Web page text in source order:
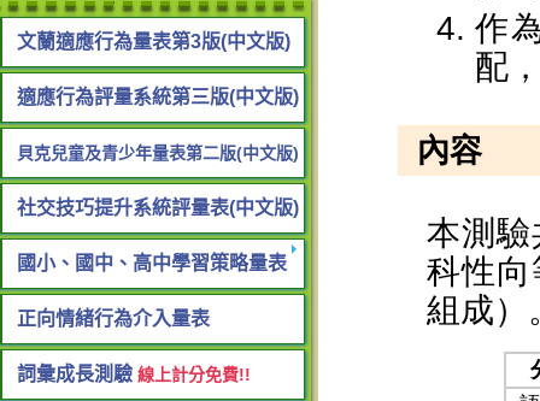
文蘭適應行為量表第3版(中文版)
適應行為評量系統第三版(中文版)
貝克兒童及青少年量表第二版(中文版)
社交技巧提升系統評量表(中文版)
國小、國中、高中學習策略量表
正向情緒行為介入量表
詞彙成長測驗 線上計分免費!!